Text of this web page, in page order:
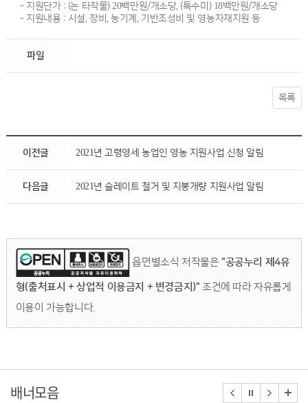
- 지원단가 : (논 타작물) 20백만원/개소당, (특수미) 18백만원/개소당
- 지원내용 : 시설, 장비, 농기계, 기반조성비 및 영농자재지원 등
파일
목록
이전글 2021년 고령영세 농업인 영농 지원사업 신청 알림
다음글 2021년 슬레이트 철거 및 지붕개량 지원사업 알림
읍면별소식 저작물은 "공공누리 제4유
형(출처표시 + 상업적 이용금지 + 변경금지)" 조건에 따라 자유롭게
이용이 가능합니다.
배너모음